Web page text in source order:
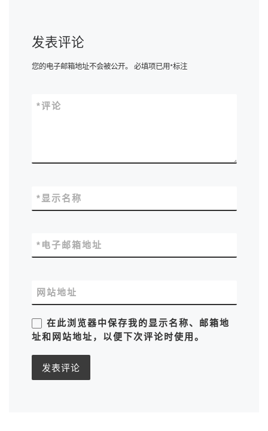
发表评论
您的电子邮箱地址不会被公开。 必填项已用*标注
评论
*
显示名称
*
电子邮箱地址
*
网站地址
在此浏览器中保存我的显示名称、邮箱地
址和网站地址，以便下次评论时使用。